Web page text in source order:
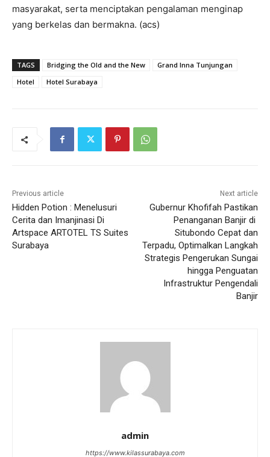
masyarakat, serta menciptakan pengalaman menginap
yang berkelas dan bermakna. (acs)
TAGS Bridging the Old and the New
Grand Inna Tunjungan
Hotel
Hotel Surabaya
Previous article
Hidden Potion : Menelusuri
Cerita dan Imanjinasi Di
Artspace ARTOTEL TS Suites
Surabaya
Next article
Gubernur Khofifah Pastikan
Penanganan Banjir di
Situbondo Cepat dan
Terpadu, Optimalkan Langkah
Strategis Pengerukan Sungai
hingga Penguatan
Infrastruktur Pengendali
Banjir
admin
https://www.kilassurabaya.com